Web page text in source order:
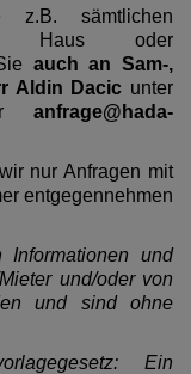
z.B. sämtlichen
Haus oder
auch an Sam-,
Aldin Dacic unter
anfrage@hada-
nur Anfragen mit
entgegennehmen
und
und/oder von
und sind ohne
Ein